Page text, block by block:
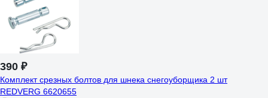
390 ₽
Комплект срезных болтов для шнека снегоуборщика 2 шт
REDVERG 6620655